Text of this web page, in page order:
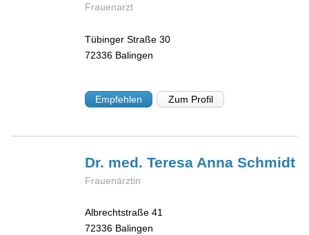
Frauenarzt
Tübinger Straße 30
72336 Balingen
Empfehlen Zum Profil
Dr. med. Teresa AnnaSchmidt
Frauenärztin
Albrechtstraße 41
72336 Balingen